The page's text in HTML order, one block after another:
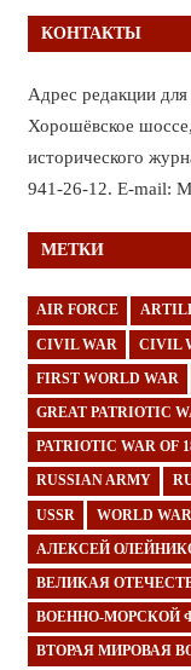
КОНТАКТЫ
Адрес редакции
Хорошёвское
исторического
941-26-12. E-mail:
МЕТКИ
AIR FORCE
CIVIL WAR CIVIL
FIRST WORLD WAR
GREAT PATRIOTIC
PATRIOTIC WAR OF
RUSSIAN ARMY
USSR WORLD
АЛЕКСЕЙ
ВЕЛИКАЯ
ВОЕННО-МОРСКОЙ
ВТОРАЯ МИРОВАЯ